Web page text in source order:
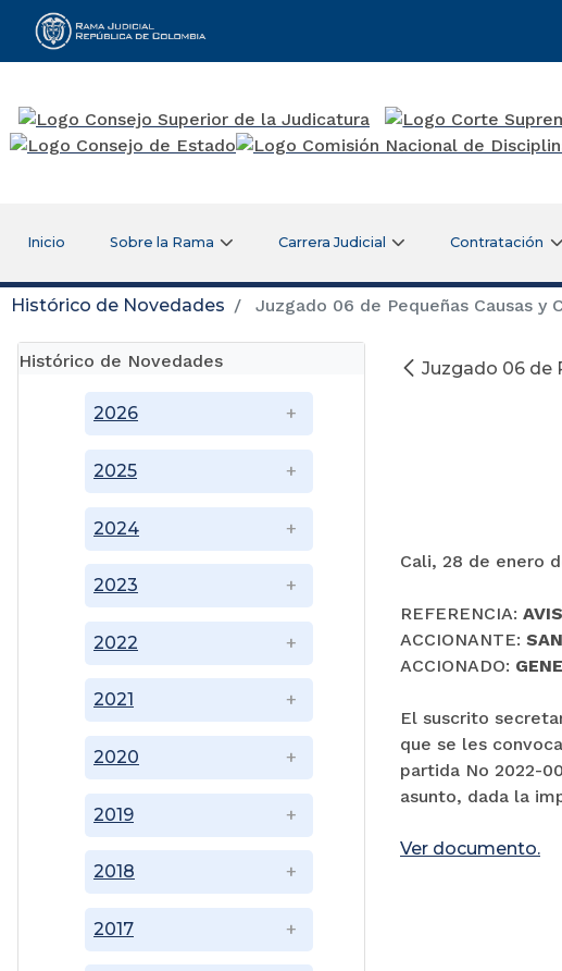
Rama Judicial
Inicio Sobre la Rama Carrera Judicial Contratación
Histórico de Novedades Juzgado 06 de Pequeñas Causas
Histórico de Novedades
2017
2018
2019
2020
2021
2022
2023
2024
2025
2026
Juzgado 06 de
Cali, 28 de enero
REFERENCIA:
ACCIONANTE:
ACCIONADO:
El suscrito
que se les
partida No 2022-
asunto, dada la
Ver documento.